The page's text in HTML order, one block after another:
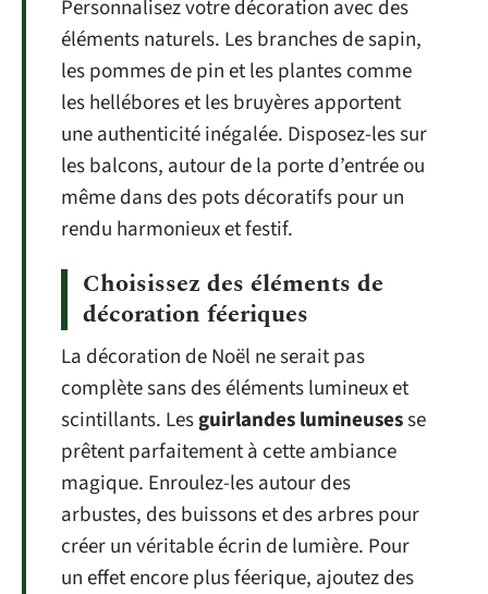
Personnalisez votre décoration avec des
éléments naturels. Les branches de sapin,
les pommes de pin et les plantes comme
les hellébores et les bruyères apportent
une authenticité inégalée. Disposez-les sur
les balcons, autour de la porte d’entrée ou
même dans des pots décoratifs pour un
rendu harmonieux et festif.
Choisissez des éléments de
décoration féeriques
La décoration de Noël ne serait pas
complète sans des éléments lumineux et
scintillants. Lesguirlandes lumineusesse
prêtent parfaitement à cette ambiance
magique. Enroulez-les autour des
arbustes, des buissons et des arbres pour
créer un véritable écrin de lumière. Pour
un effet encore plus féerique, ajoutez des